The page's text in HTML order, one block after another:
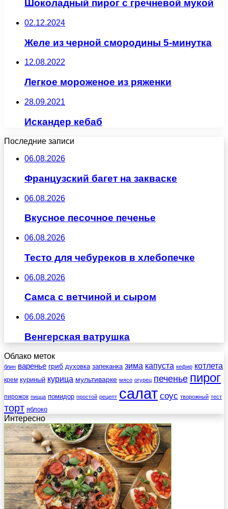
Шоколадный пирог с гречневой мукой
02.12.2024
Желе из черной смородины 5-минутка
12.08.2022
Легкое мороженое из ряженки
28.09.2021
Искандер кебаб
Последние записи
06.08.2026
Французский багет на закваске
06.08.2026
Вкусное песочное печенье
06.08.2026
Тесто для чебуреков в хлебопечке
06.08.2026
Самса с ветчиной и сыром
06.08.2026
Венгерская ватрушка
Облако меток
блин варенье гриб духовка запеканка зима капуста кефир котлета
крем куриный курица мультиварке мясо огурец печенье пирог
пирожок пицца помидор простой рецепт салат соус творожный тест
торт яблоко
Интересно